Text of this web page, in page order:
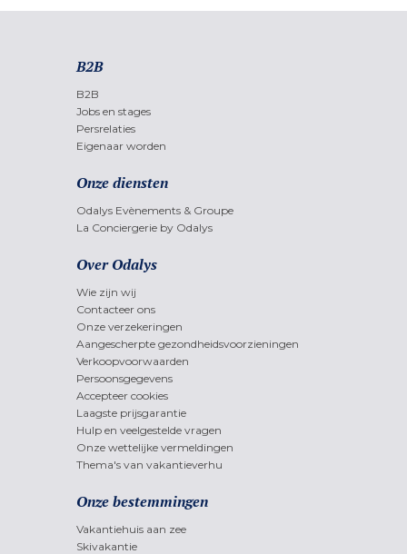
B2B
B2B
Jobs en stages
Persrelaties
Eigenaar worden
Onze diensten
Odalys Evènements & Groupe
La Conciergerie by Odalys
Over Odalys
Wie zijn wij
Contacteer ons
Onze verzekeringen
Aangescherpte gezondheidsvoorzieningen
Verkoopvoorwaarden
Persoonsgegevens
Accepteer cookies
Laagste prijsgarantie
Hulp en veelgestelde vragen
Onze wettelijke vermeldingen
Thema's van vakantieverhu
Onze bestemmingen
Vakantiehuis aan zee
Skivakantie